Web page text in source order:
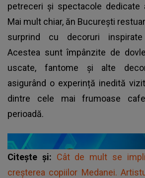
petreceri și spectacole dedicate
Mai mult chiar, ăn București
surprind cu decoruri
Acestea sunt împânzite de
uscate, fantome și alte
asigurând o experință inedită
dintre cele mai frumoase
perioadă.
Citește și: Cât de mult se
creșterea copiilor Medanei.